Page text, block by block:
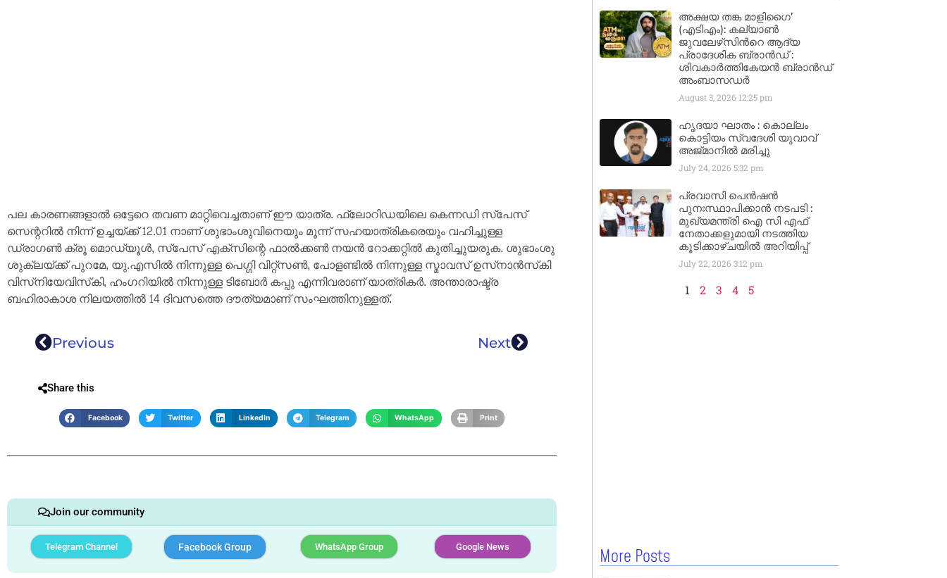
പല കാരണങ്ങളാൽ ഒട്ടേറെ തവണ മാറ്റിവെച്ചതാണ് ഈ യാത്ര. ഫ്ലോറിഡയിലെ കെന്നഡി സ്പേസ്
സെന്ററിൽ നിന്ന് ഉച്ചയ്ക്ക് 12.01 നാണ് ശുഭാംശുവിനെയും മൂന്ന് സഹയാത്രികരെയും വഹിച്ചുള്ള
ഡ്രാഗൺ ക്രൂ മൊഡ്യൂൾ, സ്പേസ് എക്സിന്റെ ഫാൽക്കൺ നയൻ റോക്കറ്റിൽ കുതിച്ചുയരുക. ശുഭാംശു
ശുക്ലയ്ക്ക് പുറമേ, യു.എസിൽ നിന്നുള്ള പെഗ്ഗി വിറ്റ്സൺ, പോളണ്ടിൽ നിന്നുള്ള സ്മാവസ് ഉസ്‌നാൻസ്‌കി
വിസ്‌നിയേവിസ്‌കി, ഹംഗറിയിൽ നിന്നുള്ള ടിബോർ കപ്പു എന്നിവരാണ് യാത്രികർ. അന്താരാഷ്ട്ര
ബഹിരാകാശ നിലയത്തിൽ 14 ദിവസത്തെ ദൗത്യമാണ് സംഘത്തിനുള്ളത്.
Previous Next
Share this
Facebook Twitter LinkedIn Telegram WhatsApp Print
Join our community
Telegram Channel Facebook Group WhatsApp Group Google News
അക്ഷയ തങ്ക മാളിഗൈ’
(എടിഎം): കല്യാണ്‍
ജുവലേഴ്‌സിന്‍റെ ആദ്യ
പ്രാദേശിക ബ്രാന്‍ഡ് :
ശിവകാര്‍ത്തികേയന്‍ ബ്രാന്‍ഡ്
അംബാസഡര്‍
August 3, 2026 12:25 pm
ഹൃദയാ ഘാതം : കൊല്ലം
കൊട്ടിയം സ്വദേശി യുവാവ്
അജ്മാനിൽ മരിച്ചു
July 24, 2026 5:32 pm
പ്രവാസി പെൻഷൻ
പുനഃസ്ഥാപിക്കാൻ നടപടി :
മുഖ്യമന്ത്രി ഐ സി എഫ്
നേതാക്കളുമായി നടത്തിയ
കൂടിക്കാഴ്ചയിൽ അറിയിപ്പ്
July 22, 2026 3:12 pm
1 2 3 4 5
More Posts